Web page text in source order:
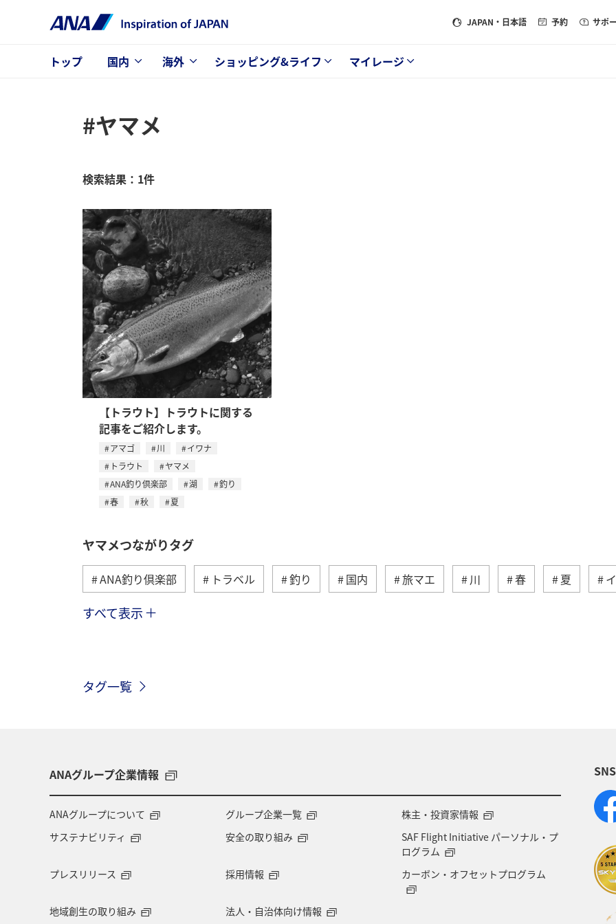
JAPAN ・日本語 予約 サポ
トップ 国内 海外 ショッピング&ライフ マイレージ
#ヤマメ
検索結果：1件
【トラウト】トラウトに関する
記事をご紹介します。
アマゴ 川
イワナ
トラウト
ヤマメ
ANA釣り倶楽部
湖
釣り
春
秋 夏
ヤマメつながりタグ
ANA釣り倶楽部 トラベル 釣り 国内 旅マエ 川 春 夏
秋田県
北海道
すべて表示
タグ一覧
ANAグループ企業情報
ANAグループについて グループ企業一覧
株主・投資家情報
サステナビリティ
安全の取り組み
SAF Flight Initiative パーソナル・プ
ログラム
プレスリリース
採用情報 カーボン・オフセットプログラム
地域創生の取り組み 法人・自治体向け情報